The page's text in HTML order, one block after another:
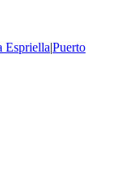
Espriella|Puerto